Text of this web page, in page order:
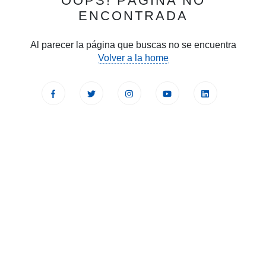
ENCONTRADA
Al parecer la página que buscas no se encuentra
Volver a la home